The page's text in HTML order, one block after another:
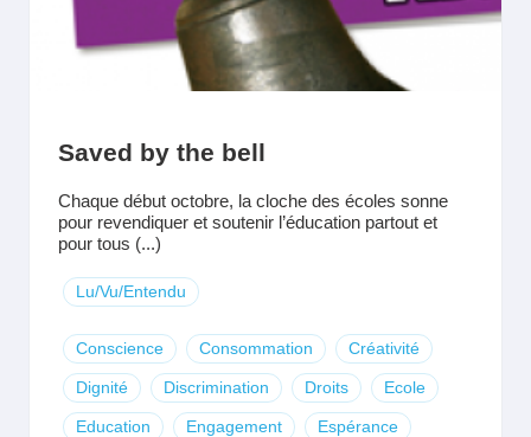
Saved by the bell
Chaque début octobre, la cloche des écoles sonne
pour revendiquer et soutenir l’éducation partout et
pour tous (...)
Lu/Vu/Entendu
Conscience Consommation Créativité
Dignité Discrimination Droits Ecole
Education Engagement Espérance